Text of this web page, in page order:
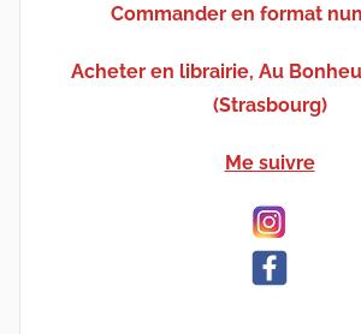
Commander en format
Acheter en librairie, Au
(Strasbourg)
Me suivre